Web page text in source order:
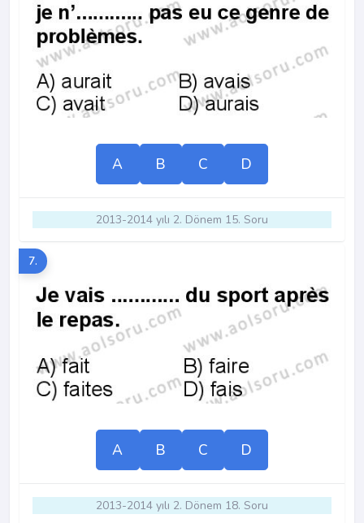
A B C D
2013-2014 yılı 2. Dönem 15. Soru
7.
A B C D
2013-2014 yılı 2. Dönem 18. Soru